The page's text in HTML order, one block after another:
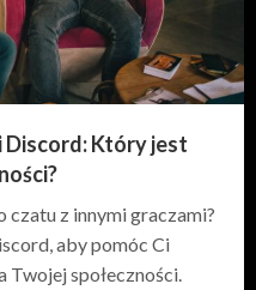
Discord: Który jest
czatu z innymi graczami?
aby pomóc Ci
społeczności.